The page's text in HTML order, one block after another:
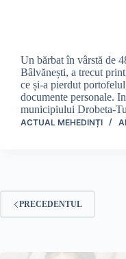
Un bărbat în vârstă de
Bâlvănești, a trecut
ce și-a pierdut
documente personale.
municipiului Drobeta-
ACTUAL MEHEDINȚI
PRECEDENTUL